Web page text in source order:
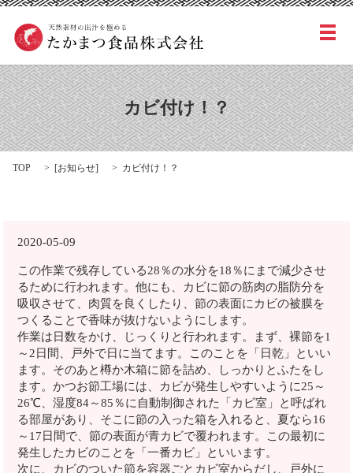
メ
カビ付け！？
TOP [お知らせ] カビ付け！？
2020-05-09
この作業で残存している28％の水分を18％にまで減少させ
るために行われます。他にも、カビに節の筋肉の脂防分を
吸収させて、肉質を良くしたり、節の表面にカビの被膜を
つくることで香味が抜けないようにします。
作業は日数をかけ、じっくりと行われます。まず、裸節を1
～2日間、戸外で日に当てます。このことを「日乾」といい
ます。そのあと樽か木箱に節を詰め、しっかりとふたをし
ます。かつお節工場には、カビが発生しやすいように25～
26℃、湿度84～85％に自動制御された「カビ室」と呼ばれ
る部屋があり、そこに節の入った箱を入れると、夏なら16
～17日間で、節の表面が青カビで覆われます。この最初に
発生したカビのことを「一番カビ」といいます。
次に、カビのついた節を容器ごとカビ室からだし、戸外に